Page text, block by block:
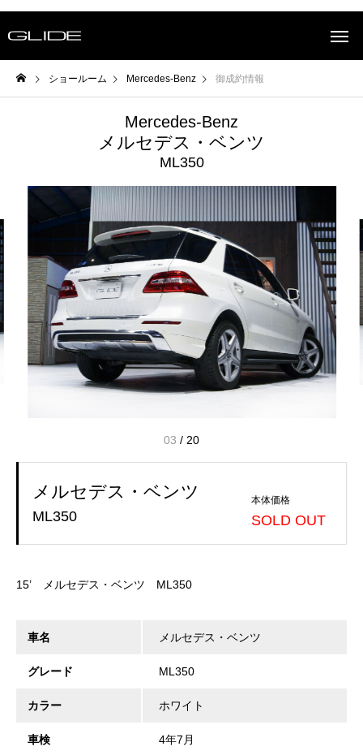
ショールーム Mercedes-Benz 御成約情報
Mercedes-Benz
メルセデス・ベンツ
ML350
04 / 20
メルセデス・ベンツ
ML350
本体価格
SOLD OUT
15’ メルセデス・ベンツ ML350
車名 メルセデス・ベンツ
グレード ML350
カラー ホワイト
車検 4年7月